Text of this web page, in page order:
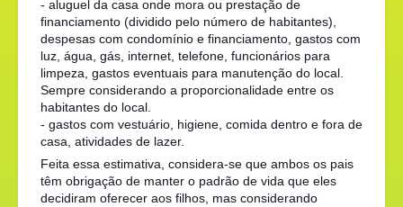
- aluguel da casa onde mora ou prestação de
financiamento (dividido pelo número de habitantes),
despesas com condomínio e financiamento, gastos com
luz, água, gás, internet, telefone, funcionários para
limpeza, gastos eventuais para manutenção do local.
Sempre considerando a proporcionalidade entre os
habitantes do local.
- gastos com vestuário, higiene, comida dentro e fora de
casa, atividades de lazer.
Feita essa estimativa, considera-se que ambos os pais
têm obrigação de manter o padrão de vida que eles
decidiram oferecer aos filhos, mas considerando